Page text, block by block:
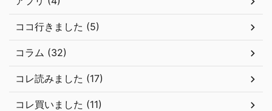
ココ行きました (5)
コラム (32)
コレ読みました (17)
コレ買いました (11)